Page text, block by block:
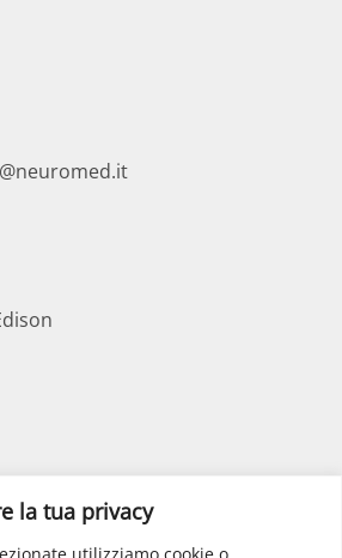
la tua privacy
utilizziamo cookie o